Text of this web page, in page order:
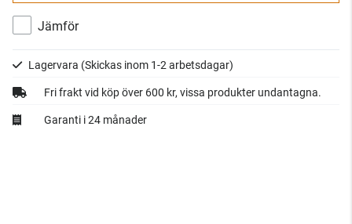
Jämför
Lagervara (Skickas inom 1-2 arbetsdagar)
Fri frakt vid köp över 600 kr, vissa produkter undantagna.
Garanti i 24 månader